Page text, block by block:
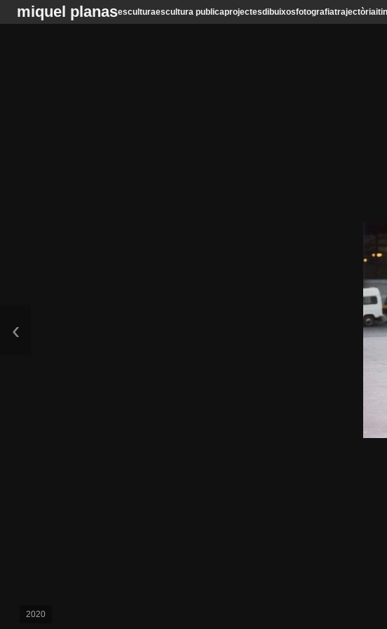
miquel planasesculturaescultura publicaprojectesdibuixosfotografiatrajectòria
‹
2020